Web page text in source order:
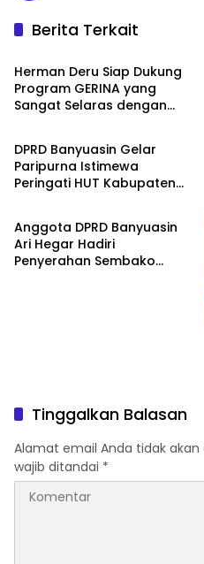
Berita Terkait
Banyuasin
Herman Deru Siap Dukung
Program GERINA yang
Sangat Selaras dengan
Banyuasin
DPRD Banyuasin Gelar
Paripurna Istimewa
Peringati HUT Kabupaten
Banyuasin
Anggota DPRD Banyuasin
Ari Hegar Hadiri
Penyerahan Sembako
Tinggalkan Balasan
Alamat email Anda tidak akan
wajib ditandai *